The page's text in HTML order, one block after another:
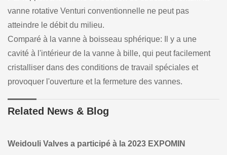
vanne rotative Venturi conventionnelle ne peut pas
atteindre le débit du milieu.
Comparé à la vanne à boisseau sphérique: Il y a une
cavité à l'intérieur de la vanne à bille, qui peut facilement
cristalliser dans des conditions de travail spéciales et
provoquer l'ouverture et la fermeture des vannes.
Related News & Blog
Weidouli Valves a participé à la 2023 EXPOMIN